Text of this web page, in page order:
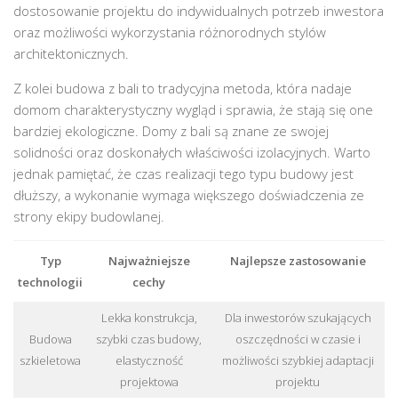
dostosowanie projektu do indywidualnych potrzeb inwestora
oraz możliwości wykorzystania różnorodnych stylów
architektonicznych.
Z kolei budowa z bali to tradycyjna metoda, która nadaje
domom charakterystyczny wygląd i sprawia, że stają się one
bardziej ekologiczne. Domy z bali są znane ze swojej
solidności oraz doskonałych właściwości izolacyjnych. Warto
jednak pamiętać, że czas realizacji tego typu budowy jest
dłuższy, a wykonanie wymaga większego doświadczenia ze
strony ekipy budowlanej.
Typ
technologii
Najważniejsze
cechy
Najlepsze zastosowanie
Budowa
szkieletowa
Lekka konstrukcja,
szybki czas budowy,
elastyczność
projektowa
Dla inwestorów szukających
oszczędności w czasie i
możliwości szybkiej adaptacji
projektu